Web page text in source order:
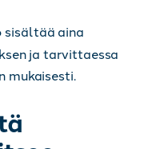
sisältää aina
ja tarvittaessa
mukaisesti.